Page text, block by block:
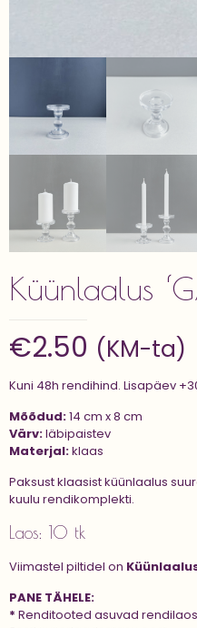
Küünlaalus
€2.50 (KM-ta)
Kuni 48h rendihind. Lisapäev
Mõõdud:14 cm x 8 cm
Värv:läbipaistev
Materjal:klaas
Paksust klaasist küünlaalus
kuulu rendikomplekti.
Laos: 10 tk
Viimastel piltidel on
PANE TÄHELE:
* Renditooted asuvad